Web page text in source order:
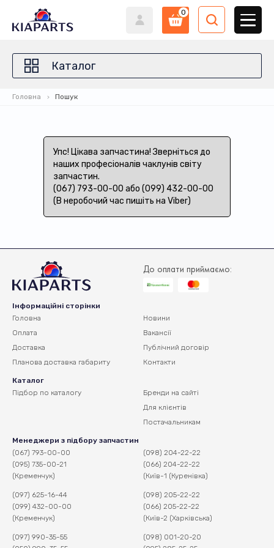
0
Каталог
Головна Пошук
Упс! Цікава запчастина! Зверніться до
наших професіоналів чаклунів світу
запчастин.
(067) 793-00-00 або (099) 432-00-00
(В неробочий час пишіть на Viber)
До оплати приймаємо:
Інформаційні сторінки
Головна
Оплата
Доставка
Планова доставка габариту
Новини
Вакансії
Публічний договір
Контакти
Каталог
Підбор по каталогу
Бренди на сайті
Для клієнтів
Постачальникам
Менеджери з підбору запчастин
(067) 793-00-00
(095) 735-00-21
(Кременчук)
(097) 625-16-44
(099) 432-00-00
(Кременчук)
(097) 990-35-55
(098) 204-22-22
(066) 204-22-22
(Київ-1 (Куренівка)
(098) 205-22-22
(066) 205-22-22
(Київ-2 (Харківська)
(098) 001-20-20